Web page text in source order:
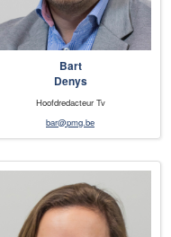
Bart
Denys
Hoofdredacteur Tv
bar@pmg.be